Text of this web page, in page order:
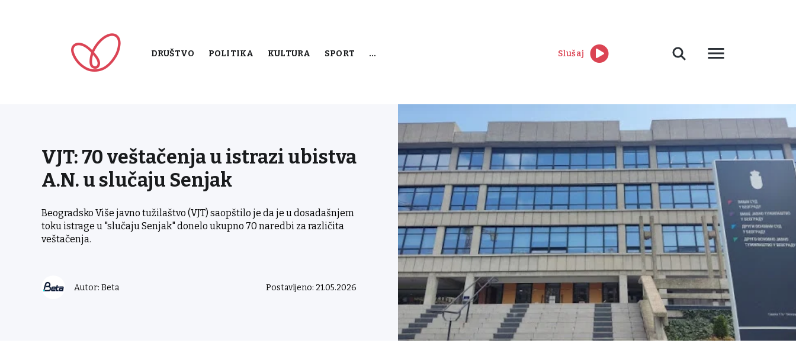
DRUŠTVO POLITIKA KULTURA SPORT … Slušaj
VJT: 70 veštačenja u istrazi ubistva
A.N. u slučaju Senjak
Beogradsko Više javno tužilaštvo (VJT) saopštilo je da je u dosadašnjem
toku istrage u "slučaju Senjak" donelo ukupno 70 naredbi za različita
veštačenja.
Autor: Beta Postavljeno: 21.05.2026